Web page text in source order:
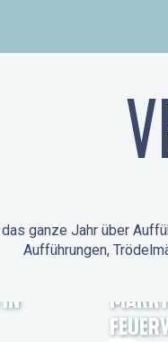
ganze Jahr über
Aufführungen,